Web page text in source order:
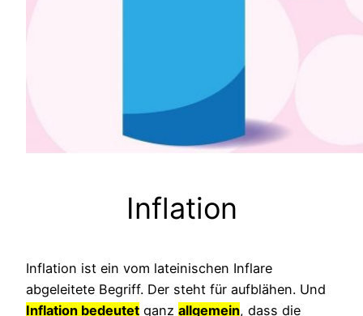
Inflation
Inflation ist ein vom lateinischen Inflare
abgeleitete Begriff. Der steht für aufblähen. Und
Inflation bedeutet ganz allgemein, dass die